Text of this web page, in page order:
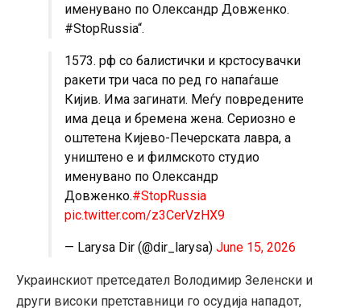
именувано по Олександр Довженко.
#StopRussia“.
1573. рф со балистички и крстосувачки
ракети три часа по ред го напаѓаше
Кијив. Има загинати. Меѓу повредените
има деца и бремена жена. Сериозно е
оштетена Кијево-Печерската лавра, а
уништено е и филмското студио
именувано по Олександр
Довженко.#StopRussia
pic.twitter.com/z3CerVzHX9
— Larysa Dir (@dir_larysa) June 15, 2026
Украинскиот претседател Володимир Зеленски и
други високи претставници го осудија нападот,